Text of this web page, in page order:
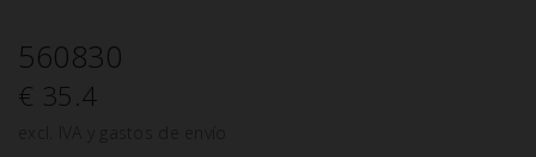
560830
€ 35.4